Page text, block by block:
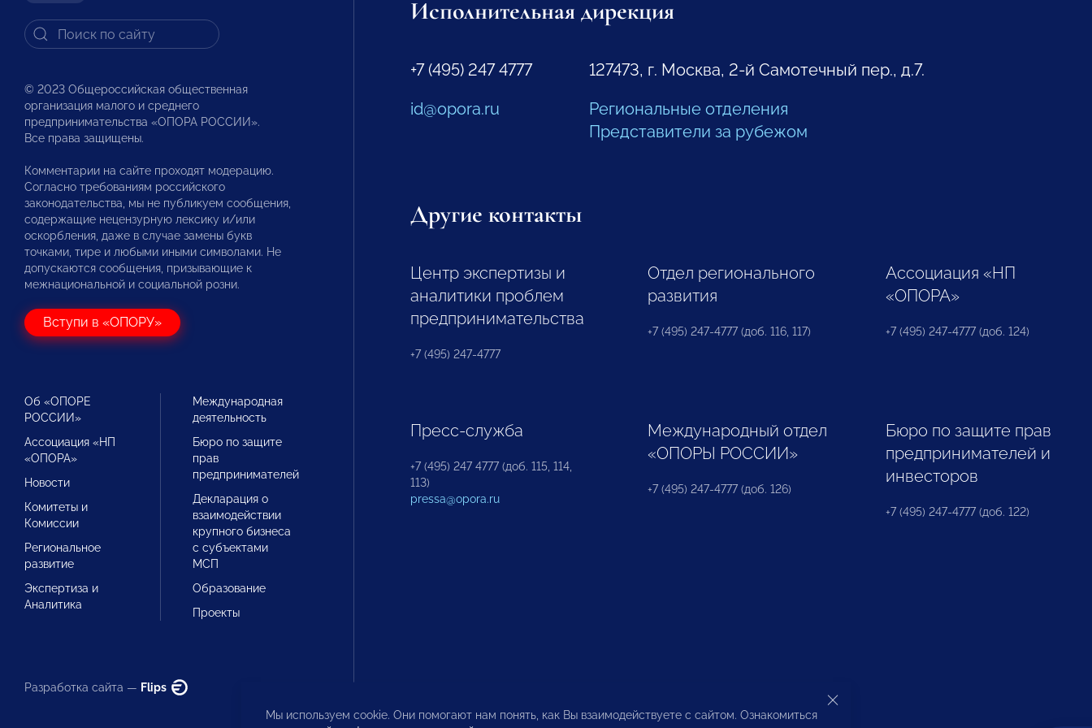
© 2023 Общероссийская общественная
организация малого и среднего
предпринимательства «ОПОРА РОССИИ».
Все права защищены.
Комментарии на сайте проходят модерацию.
Согласно требованиям российского
законодательства, мы не публикуем сообщения,
содержащие нецензурную лексику и/или
оскорбления, даже в случае замены букв
точками, тире и любыми иными символами. Не
допускаются сообщения, призывающие к
межнациональной и социальной розни.
Вступи в «ОПОРУ»
Об «ОПОРЕ
РОССИИ»
Ассоциация «НП
«ОПОРА»
Новости
Комитеты и
Комиссии
Региональное
развитие
Экспертиза и
Аналитика
Международная
деятельность
Бюро по защите
прав
предпринимателей
Декларация о
взаимодействии
крупного бизнеса
с субъектами
МСП
Образование
Проекты
Разработка сайта — Flips
Исполнительная дирекция
+7 (495) 247 4777
id@opora.ru
127473, г. Москва, 2-й Самотечный пер., д.7.
Региональные отделения
Представители за рубежом
Другие контакты
Центр экспертизы и
аналитики проблем
предпринимательства
+7 (495) 247-4777
Отдел регионального
развития
+7 (495) 247-4777 (доб. 116, 117)
Ассоциация «НП
«ОПОРА»
+7 (495) 247-4777 (доб. 124)
Пресс-служба
+7 (495) 247 4777 (доб. 115, 114,
113)
pressa@opora.ru
Международный отдел
«ОПОРЫ РОССИИ»
+7 (495) 247-4777 (доб. 126)
Бюро по защите прав
предпринимателей и
инвесторов
+7 (495) 247-4777 (доб. 122)
Мы используем cookie. Они помогают нам понять, как Вы взаимодействуете с сайтом. Ознакомиться